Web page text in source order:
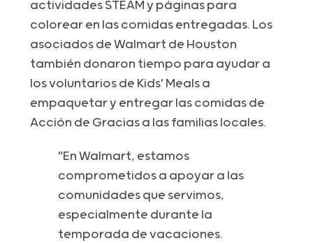
actividades STEAM y páginas para
colorear en las comidas entregadas. Los
asociados de Walmart de Houston
también donaron tiempo para ayudar a
los voluntarios de Kids' Meals a
empaquetar y entregar las comidas de
Acción de Gracias a las familias locales.
"En Walmart, estamos
comprometidos a apoyar a las
comunidades que servimos,
especialmente durante la
temporada de vacaciones.